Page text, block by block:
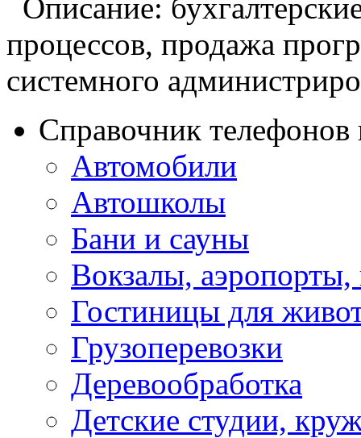
Описание:
процессов, продажа
системного
Справочник
Автомобили
Автошколы
Бани и сауны
Вокзалы,
Гостиницы для
Грузоперевозки
Деревообработка
Детские студии,